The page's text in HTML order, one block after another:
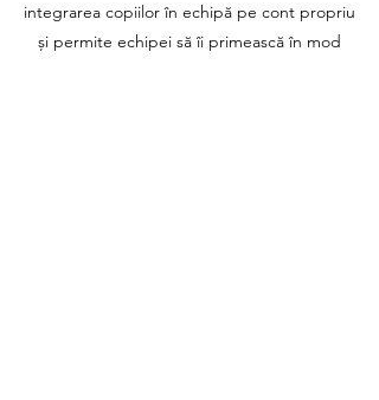
integrarea copiilor în echipă pe cont propriu
și permite echipei să îi primească în mod